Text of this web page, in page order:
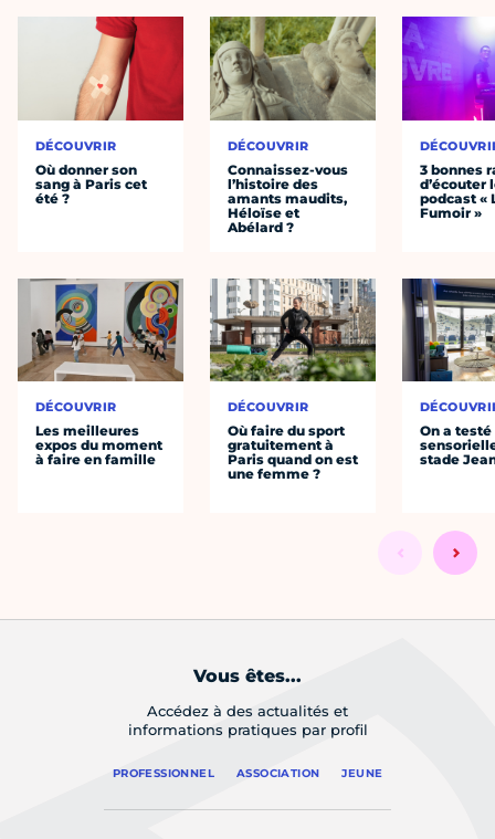
DÉCOUVRIR
Où donner son
sang à Paris cet
été ?
DÉCOUVRIR
Les meilleures
expos du moment
à faire en famille
DÉCOUVRIR
Connaissez-vous
l’histoire des
amants maudits,
Héloïse et
Abélard ?
DÉCOUVRIR
Où faire du sport
gratuitement à
Paris quand on est
une femme ?
3 bonnes
d’écouter
podcast «
Fumoir »
On a
stade
Vous êtes...
Accédez à des actualités et
informations pratiques par profil
PROFESSIONNEL ASSOCIATION JEUNE